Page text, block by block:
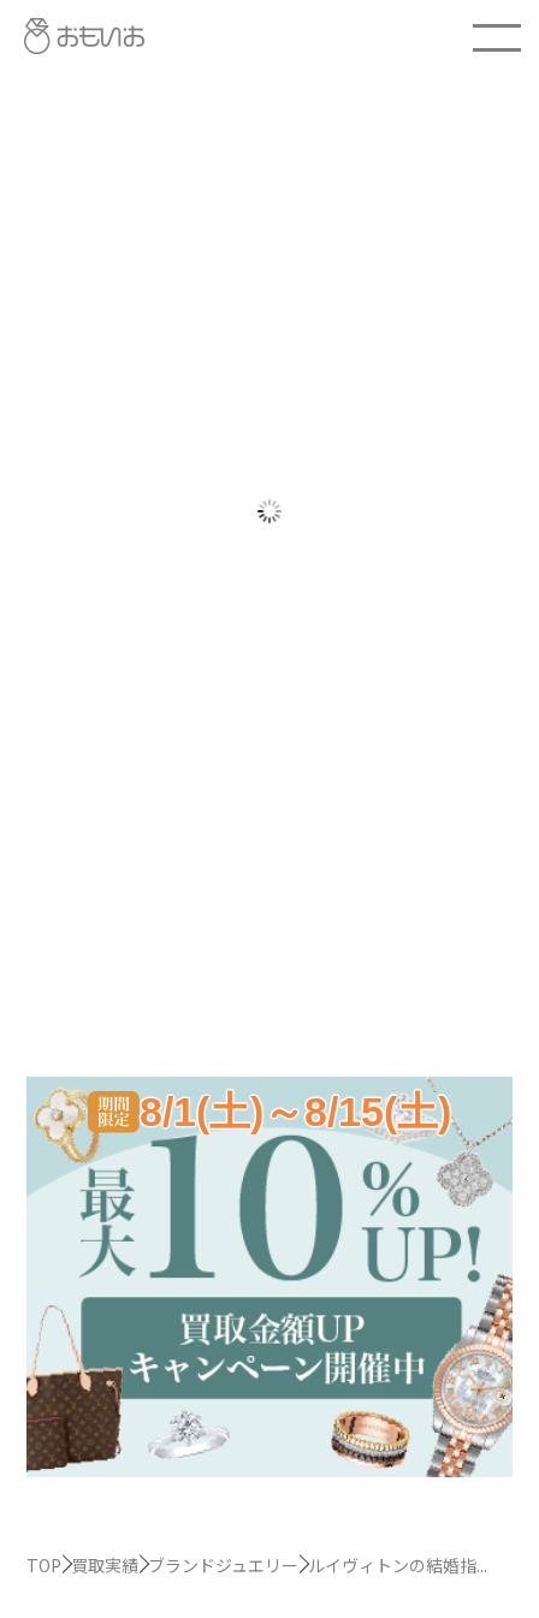
8/1(土)～8/15(土)
TOP 買取実績 ブランドジュエリー ルイヴィトンの結婚指...